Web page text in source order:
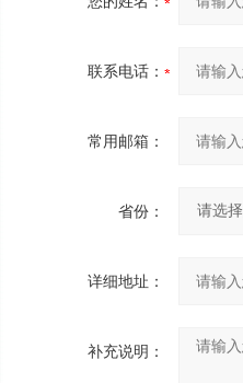
联系电话：
常用邮箱：
省份：
详细地址：
补充说明：